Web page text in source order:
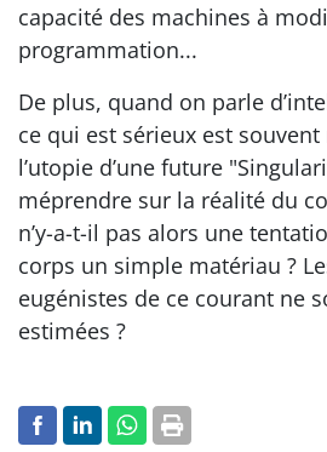
capacité des machines à
programmation...
De plus, quand on parle
ce qui est sérieux est souvent
l’utopie d’une future
méprendre sur la réalité du
n’y-a-t-il pas alors une
corps un simple matériau ?
eugénistes de ce courant ne
estimées ?